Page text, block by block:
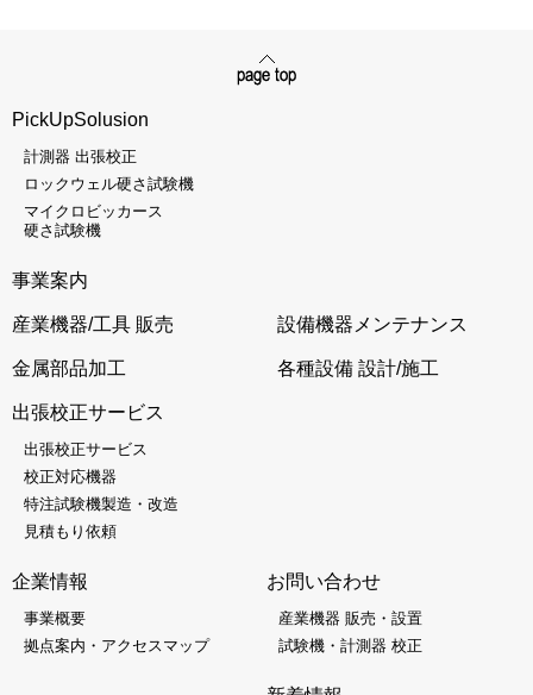
PickUpSolusion
計測器 出張校正
ロックウェル硬さ試験機
マイクロビッカース
硬さ試験機
事業案内
産業機器/工具 販売 設備機器メンテナンス
金属部品加工 各種設備 設計/施工
出張校正サービス
出張校正サービス
校正対応機器
特注試験機製造・改造
見積もり依頼
企業情報
事業概要
拠点案内・アクセスマップ
お問い合わせ
産業機器 販売・設置
試験機・計測器 校正